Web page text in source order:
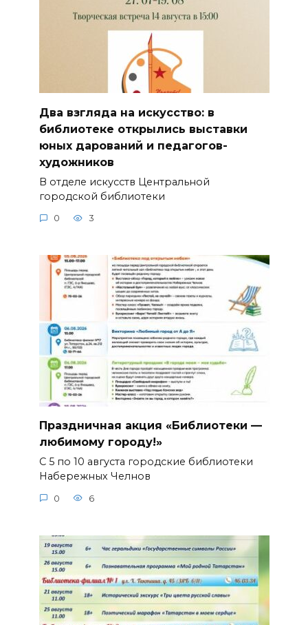
Два взгляда на искусство: в
библиотеке открылись выставки
юных дарований и педагогов-
художников
В отделе искусств Центральной
городской библиотеки
0 3
Праздничная акция «Библиотеки —
любимому городу!»
С 5 по 10 августа городские библиотеки
Набережных Челнов
0 6